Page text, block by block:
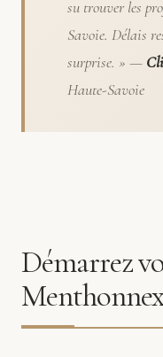
su trouver les
Savoie. Délais
surprise. » —
Haute-Savoie
Démarrez